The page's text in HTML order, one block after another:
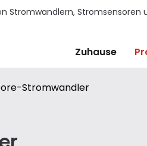
Stromwandlern, Stromsensoren
Zuhause
Stromwandler